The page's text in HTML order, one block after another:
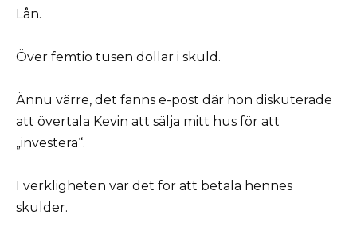
Lån.
Över femtio tusen dollar i skuld.
Ännu värre, det fanns e-post där hon diskuterade
att övertala Kevin att sälja mitt hus för att
„investera“.
I verkligheten var det för att betala hennes
skulder.